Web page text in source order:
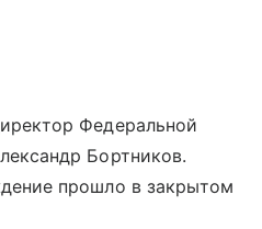
Федеральной
Бортников.
прошло в закрытом